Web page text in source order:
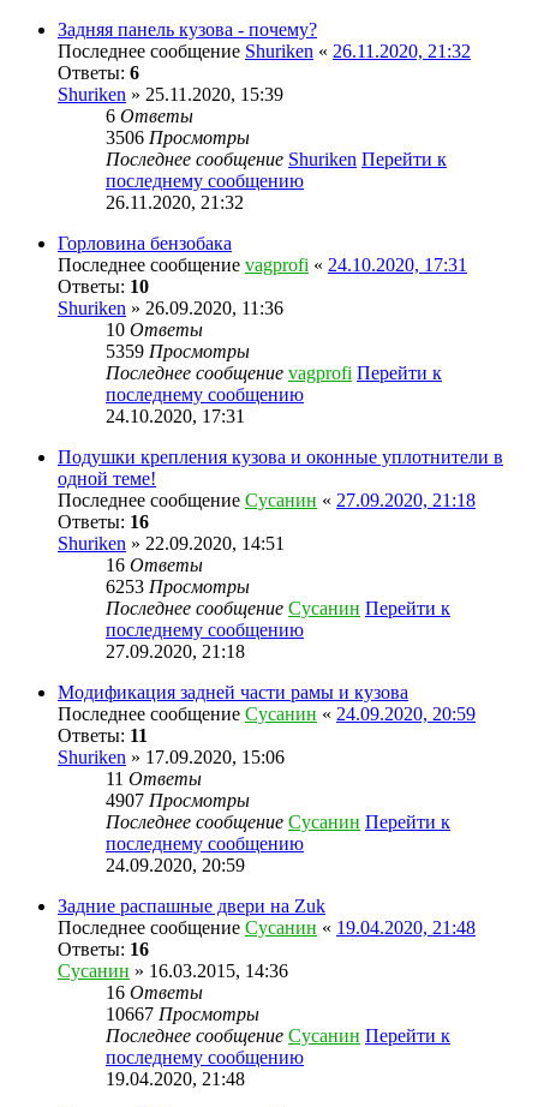
Задняя панель кузова - почему?
Последнее сообщение Shuriken « 26.11.2020, 21:32
Ответы: 6
Shuriken » 25.11.2020, 15:39
6 Ответы
3506 Просмотры
Последнее сообщение Shuriken Перейти к
последнему сообщению
26.11.2020, 21:32
Горловина бензобака
Последнее сообщение vagprofi « 24.10.2020, 17:31
Ответы: 10
Shuriken » 26.09.2020, 11:36
10 Ответы
5359 Просмотры
Последнее сообщение vagprofi Перейти к
последнему сообщению
24.10.2020, 17:31
Подушки крепления кузова и оконные уплотнители в
одной теме!
Последнее сообщение Сусанин « 27.09.2020, 21:18
Ответы: 16
Shuriken » 22.09.2020, 14:51
16 Ответы
6253 Просмотры
Последнее сообщение Сусанин Перейти к
последнему сообщению
27.09.2020, 21:18
Модификация задней части рамы и кузова
Последнее сообщение Сусанин « 24.09.2020, 20:59
Ответы: 11
Shuriken » 17.09.2020, 15:06
11 Ответы
4907 Просмотры
Последнее сообщение Сусанин Перейти к
последнему сообщению
24.09.2020, 20:59
Задние распашные двери на Zuk
Последнее сообщение Сусанин « 19.04.2020, 21:48
Ответы: 16
Сусанин » 16.03.2015, 14:36
16 Ответы
10667 Просмотры
Последнее сообщение Сусанин Перейти к
последнему сообщению
19.04.2020, 21:48